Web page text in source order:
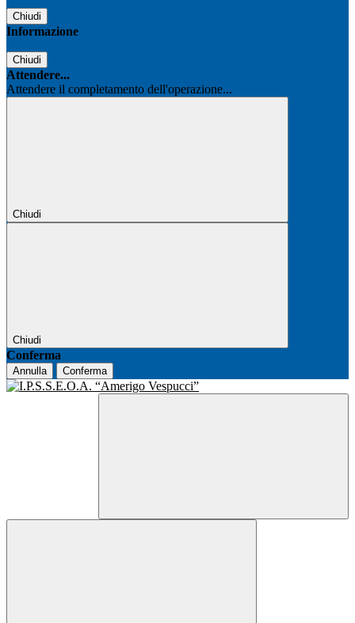
Chiudi
Informazione
Chiudi
Attendere...
Attendere il completamento dell'operazione...
Chiudi
Chiudi
Conferma
Annulla Conferma